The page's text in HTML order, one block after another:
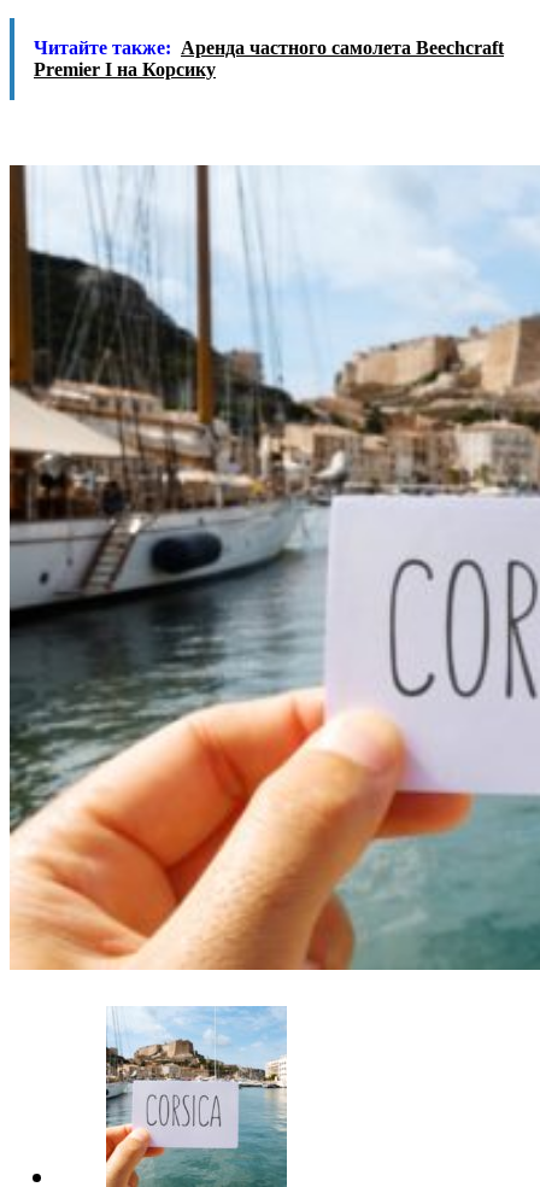
Читайте также: Аренда частного самолета Beechcraft
Premier I на Корсику